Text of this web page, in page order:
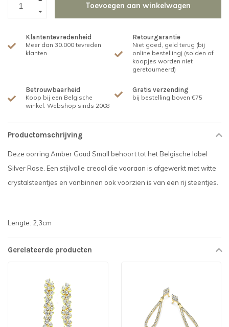
Toevoegen aan winkelwagen
Klantentevredenheid
Meer dan 30.000 tevreden
klanten
Retourgarantie
Niet goed, geld terug (bij
online bestelling) (solden of
koopjes worden niet
geretourneerd)
Betrouwbaarheid
Koop bij een Belgische
winkel. Webshop sinds 2008
Gratis verzending
bij bestelling boven €75
Productomschrijving
Deze oorring Amber Goud Small behoort tot het Belgische label
Silver Rose. Een stijlvolle creool die vooraan is afgewerkt met witte
crystalsteentjes en vanbinnen ook voorzien is van een rij steentjes.
Lengte: 2,3cm
Gerelateerde producten